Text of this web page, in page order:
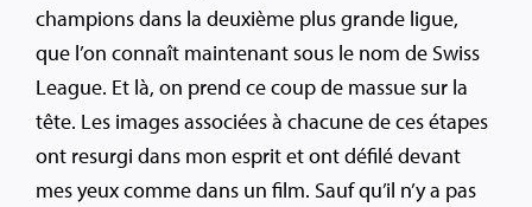
champions dans la deuxième plus grande ligue,
que l’on connaît maintenant sous le nom de Swiss
League. Et là, on prend ce coup de massue sur la
tête. Les images associées à chacune de ces étapes
ont resurgi dans mon esprit et ont défilé devant
mes yeux comme dans un film. Sauf qu’il n’y a pas